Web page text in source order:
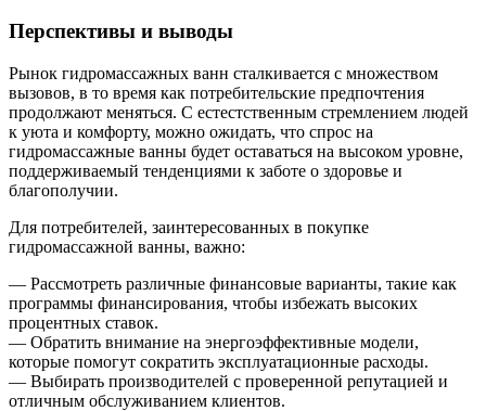
Перспективы и выводы
Рынок гидромассажных ванн сталкивается с множеством
вызовов, в то время как потребительские предпочтения
продолжают меняться. С естестственным стремлением людей
к уюта и комфорту, можно ожидать, что спрос на
гидромассажные ванны будет оставаться на высоком уровне,
поддерживаемый тенденциями к заботе о здоровье и
благополучии.
Для потребителей, заинтересованных в покупке
гидромассажной ванны, важно:
— Рассмотреть различные финансовые варианты, такие как
программы финансирования, чтобы избежать высоких
процентных ставок.
— Обратить внимание на энергоэффективные модели,
которые помогут сократить эксплуатационные расходы.
— Выбирать производителей с проверенной репутацией и
отличным обслуживанием клиентов.